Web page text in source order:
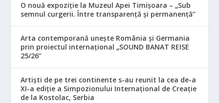
O nouă expoziție la Muzeul Apei Timișoara – „Sub
semnul curgerii. Între transparență și permanență”
Arta contemporană unește România și Germania
prin proiectul internațional „SOUND BANAT REISE
25/26”
Artiști de pe trei continente s-au reunit la cea de-a
XI-a ediție a Simpozionului Internațional de Creație
de la Kostolac, Serbia